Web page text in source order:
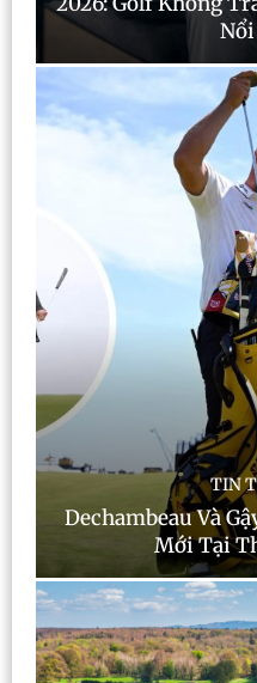
TIN
Dechambeau Và
Mới Tại